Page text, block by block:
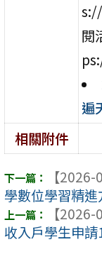
閱
遍
相關附件
【2026-
學數位學習精
【2026-
收入戶學生申